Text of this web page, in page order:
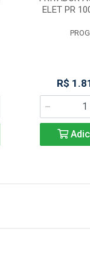
ELET PR
R$